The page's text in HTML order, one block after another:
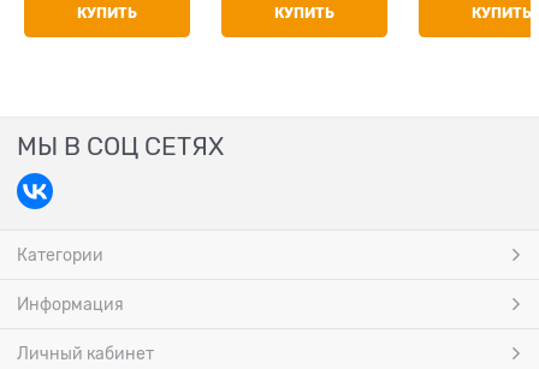
КУПИТЬ КУПИТЬ КУПИТЬ
МЫ В СОЦ СЕТЯХ
Категории
Информация
Личный кабинет